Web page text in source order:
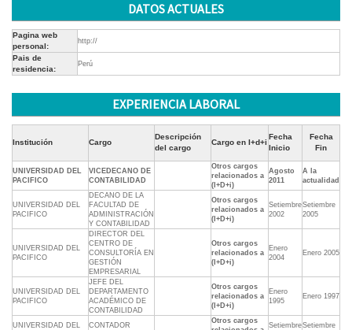
DATOS ACTUALES
Pagina web
personal:
http://
Pais de
residencia:
Perú
EXPERIENCIA LABORAL
Institución Cargo
Descripción
del cargo
Cargo en I+d+i
Fecha
Inicio
Fecha
Fin
UNIVERSIDAD DEL
PACIFICO
VICEDECANO DE
CONTABILIDAD
Otros cargos
relacionados a
(I+D+i)
Agosto
2011
A la
actualidad
UNIVERSIDAD DEL
PACIFICO
DECANO DE LA
FACULTAD DE
ADMINISTRACIÓN
Y CONTABILIDAD
Otros cargos
relacionados a
(I+D+i)
Setiembre
2002
Setiembre
2005
UNIVERSIDAD DEL
PACIFICO
DIRECTOR DEL
CENTRO DE
CONSULTORÍA EN
GESTIÓN
EMPRESARIAL
Otros cargos
relacionados a
(I+D+i)
Enero
2004
Enero 2005
UNIVERSIDAD DEL
PACIFICO
JEFE DEL
DEPARTAMENTO
ACADÉMICO DE
CONTABILIDAD
Otros cargos
relacionados a
(I+D+i)
Enero
1995
Enero 1997
UNIVERSIDAD DEL
CONTADOR
Otros cargos
SetiembreSetiembre